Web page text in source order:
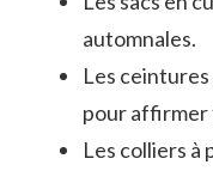
automnales.
Les
pour affirmer
Les colliers à